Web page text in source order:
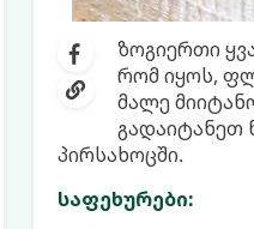
ზოგიერთი
რომ იყოს,
მალე
გადაიტანეთ
პირსახოცში.
საფეხურები: